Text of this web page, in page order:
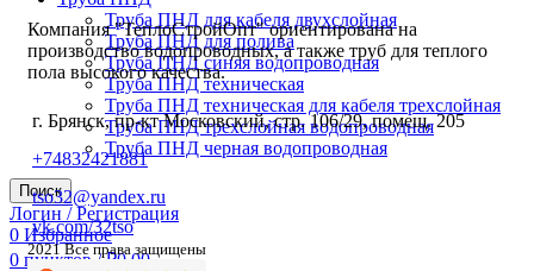
Труба ПНД для кабеля двухслойная
Труба ПНД для полива
Труба ПНД синяя водопроводная
Труба ПНД техническая
Труба ПНД техническая для кабеля трехслойная
Труба ПНД трехслойная водопроводная
Труба ПНД черная водопроводная
Поиск
Логин / Регистрация
0 Избранное
0 пунктов / ₽0.00
Компания "ТеплоСтройОпт" ориентирована на
производство водопроводных, а также труб для теплого
пола высокого качества.
г. Брянск, пр-кт Московский, стр. 106/29, помещ. 205
+74832421881
tso32@yandex.ru
vk.com/32tso
2021 Все права защищены